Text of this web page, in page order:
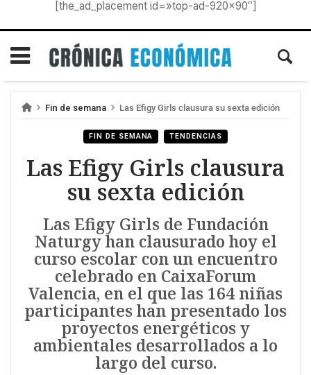
[the_ad_placement id=»top-ad-920×90″]
Fin de semana Las Efigy Girls clausura su sexta edición
FIN DE SEMANA TENDENCIAS
Las Efigy Girls clausura
su sexta edición
Las Efigy Girls de Fundación
Naturgy han clausurado hoy el
curso escolar con un encuentro
celebrado en CaixaForum
Valencia, en el que las 164 niñas
participantes han presentado los
proyectos energéticos y
ambientales desarrollados a lo
largo del curso.